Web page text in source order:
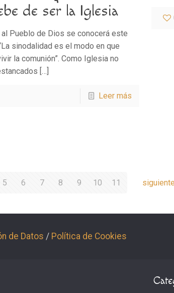
de ser la Iglesia
al Pueblo de Dios se conocerá este
sinodalidad es el modo en que
la comunión”. Como Iglesia no
[…]
Leer más
5 6 7 8 9 10 11 siguiente
de Datos / Política de Cookies